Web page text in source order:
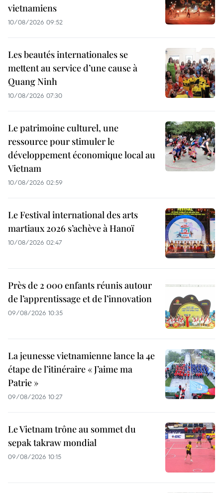
vietnamiens
10/08/2026 09:52
Les beautés internationales se
mettent au service d’une cause à
Quang Ninh
10/08/2026 07:30
Le patrimoine culturel, une
ressource pour stimuler le
développement économique local au
Vietnam
10/08/2026 02:59
Le Festival international des arts
martiaux 2026 s’achève à Hanoï
10/08/2026 02:47
Près de 2 000 enfants réunis autour
de l’apprentissage et de l’innovation
09/08/2026 10:35
La jeunesse vietnamienne lance la 4e
étape de l’itinéraire « J’aime ma
Patrie »
09/08/2026 10:27
Le Vietnam trône au sommet du
sepak takraw mondial
09/08/2026 10:15